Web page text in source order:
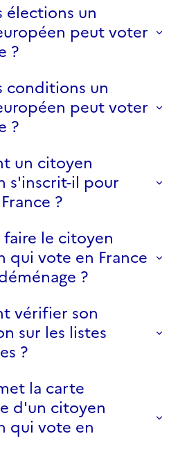
élections un
peut voter
?
conditions un
peut voter
?
un citoyen
s'inscrit-il pour
?
le citoyen
qui vote en France
?
vérifier son
sur les listes
?
la carte
d'un citoyen
qui vote en